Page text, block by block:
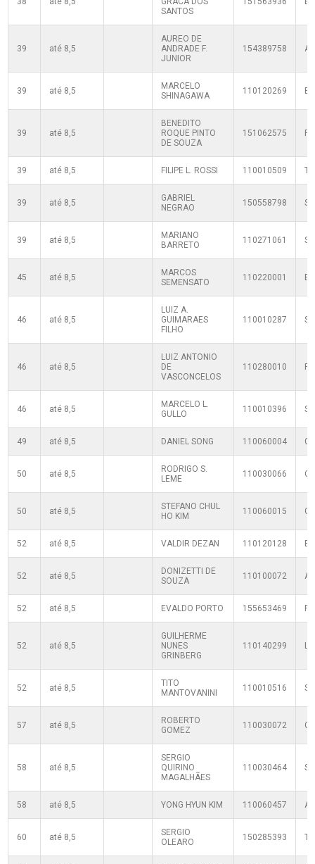
SANTOS
39 até 8,5
AUREO DE
ANDRADE F.
JUNIOR
154389758
39 até 8,5
MARCELO
SHINAGAWA
110120269
39 até 8,5
BENEDITO
ROQUE PINTO
DE SOUZA
151062575
39 até 8,5 FILIPE L. ROSSI 110010509
39 até 8,5
GABRIEL
NEGRAO
150558798
39 até 8,5
MARIANO
BARRETO
110271061
45 até 8,5
MARCOS
SEMENSATO
110220001
46 até 8,5
LUIZ A.
GUIMARAES
FILHO
110010287
46 até 8,5
LUIZ ANTONIO
DE
VASCONCELOS
110280010
46 até 8,5
MARCELO L.
GULLO
110010396
49 até 8,5 DANIEL SONG 110060004
50 até 8,5
RODRIGO S.
LEME
110030066
50 até 8,5
STEFANO CHUL
HO KIM
110060015
52 até 8,5 VALDIR DEZAN 110120128
52 até 8,5
DONIZETTI DE
SOUZA
110100072
52 até 8,5 EVALDO PORTO 155653469
52 até 8,5
GUILHERME
NUNES
GRINBERG
110140299
52 até 8,5
TITO
MANTOVANINI
110010516
57 até 8,5
ROBERTO
GOMEZ
110030072
58 até 8,5
SERGIO
QUIRINO
MAGALHÃES
110030464
58 até 8,5 YONG HYUN KIM 110060457
60 até 8,5
SERGIO
OLEARO
150285393